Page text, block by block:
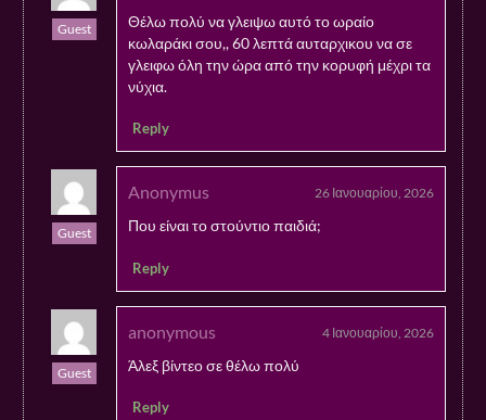
Guest
Θέλω πολύ να γλειψω αυτό το ωραίο
κωλαράκι σου,, 60 λεπτά αυταρχικου να σε
γλειφω όλη την ώρα από την κορυφή μέχρι τα
νύχια.
Reply
Guest
Anonymus 26 Ιανουαρίου, 2026
Που είναι το στούντιο παιδιά;
Reply
Guest
anonymous 4 Ιανουαρίου, 2026
Άλεξ βίντεο σε θέλω πολύ
Reply